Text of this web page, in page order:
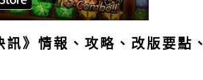
》情報、攻略、改版要點、